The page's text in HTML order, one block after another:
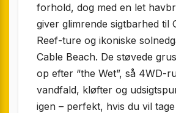
forhold, dog med en let
giver glimrende sigtbarhed til
Reef-ture og ikoniske
Cable Beach. De støvede
op efter “the Wet”, så 4WD-
vandfald, kløfter og
igen – perfekt, hvis du vil